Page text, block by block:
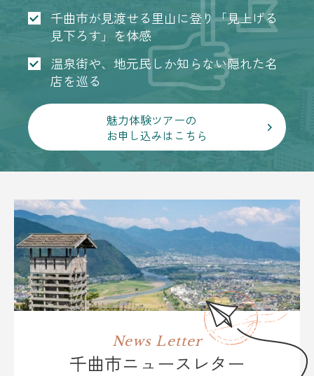
千曲市が見渡せる里山に登り「見上げる
見下ろす」を体感
温泉街や、地元民しか知らない隠れた名
店を巡る
魅力体験ツアーの
お申し込みはこちら
News Letter
千曲市ニュースレター